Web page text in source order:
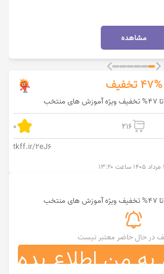
مشاهده
47% تخفیف
216
0
tkff.ir/2eJ6
در حال حاضر معتبر نیست
من اطلاع بده